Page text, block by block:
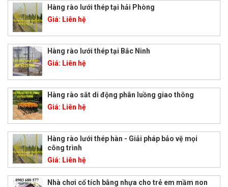
Hàng rào lưới thép tại hải Phòng
Giá: Liên hệ
Hàng rào lưới thép tại Bắc Ninh
Giá: Liên hệ
Hàng rào sắt di động phân luồng giao thông
Giá: Liên hệ
Hàng rào lưới thép hàn - Giải pháp bảo vệ mọi
công trình
Giá: Liên hệ
Nhà chơi cổ tích bằng nhựa cho trẻ em mầm non